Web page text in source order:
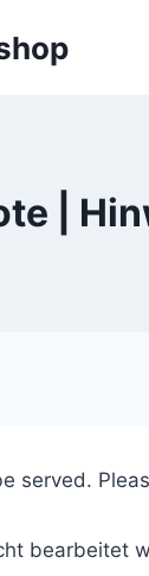
|
served.
bearbeitet